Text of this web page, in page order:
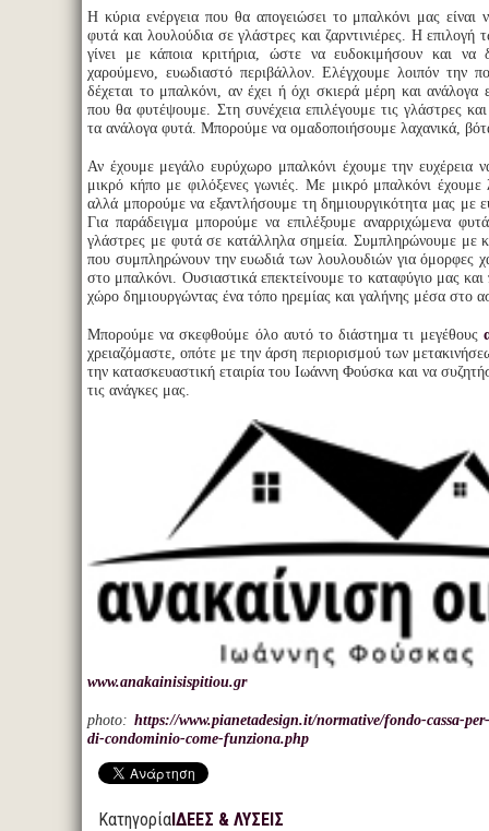
Η κύρια ενέργεια που θα απογειώσει το μπαλκόνι μας είναι
φυτά και λουλούδια σε γλάστρες και ζαρντινιέρες. Η επιλογή
γίνει με κάποια κριτήρια, ώστε να ευδοκιμήσουν και να
χαρούμενο, ευωδιαστό περιβάλλον. Ελέγχουμε λοιπόν την
δέχεται το μπαλκόνι, αν έχει ή όχι σκιερά μέρη και ανάλογα
που θα φυτέψουμε. Στη συνέχεια επιλέγουμε τις γλάστρες
τα ανάλογα φυτά. Μπορούμε να ομαδοποιήσουμε λαχανικά,
Αν έχουμε μεγάλο ευρύχωρο μπαλκόνι έχουμε την ευχέρεια
μικρό κήπο με φιλόξενες γωνιές. Με μικρό μπαλκόνι έχουμε
αλλά μπορούμε να εξαντλήσουμε τη δημιουργικότητα μας με
Για παράδειγμα μπορούμε να επιλέξουμε αναρριχώμενα
γλάστρες με φυτά σε κατάλληλα σημεία. Συμπληρώνουμε με
που συμπληρώνουν την ευωδιά των λουλουδιών για όμορφες
στο μπαλκόνι. Ουσιαστικά επεκτείνουμε το καταφύγιο μας και
χώρο δημιουργώντας ένα τόπο ηρεμίας και γαλήνης μέσα στο
Μπορούμε να σκεφθούμε όλο αυτό το διάστημα τι μεγέθους
χρειαζόμαστε, οπότε με την άρση περιορισμού των
την κατασκευαστική εταιρία του Ιωάννη Φούσκα και να
τις ανάγκες μας.
www.anakainisispitiou.gr
photo: https://www.pianetadesign.it/normative/fondo-cassa-
di-condominio-come-funziona.php
ΚατηγορίαΙΔΕΕΣ & ΛΥΣΕΙΣ